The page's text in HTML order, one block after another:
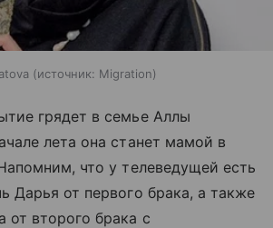
источник: Migration
грядет в семье Аллы
лета она станет мамой в
что у телеведущей есть
Дарья от первого брака, а также
от второго брака с